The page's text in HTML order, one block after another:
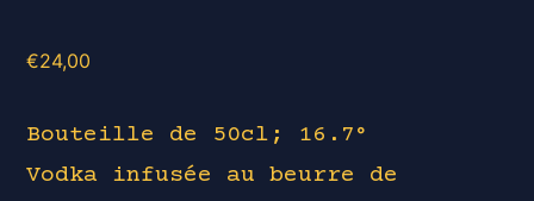
€24,00
Bouteille de 50cl; 16.7°
Vodka infusée au beurre de